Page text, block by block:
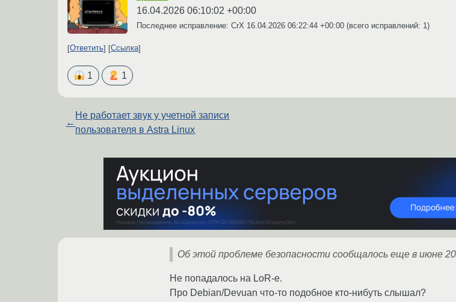
16.04.2026 06:10:02 +00:00
Последнее исправление: CrX 16.04.2026 06:22:44 +00:00 (всего исправлений: 1)
Ответить Ссылка
1 1
←
Не работает звук у учетной записи
пользователя в Astra Linux
Об этой проблеме безопасности сообщалось еще в июне
Не попадалось на LoR-е.
Про Debian/Devuan что-то подобное кто-нибуть слышал?